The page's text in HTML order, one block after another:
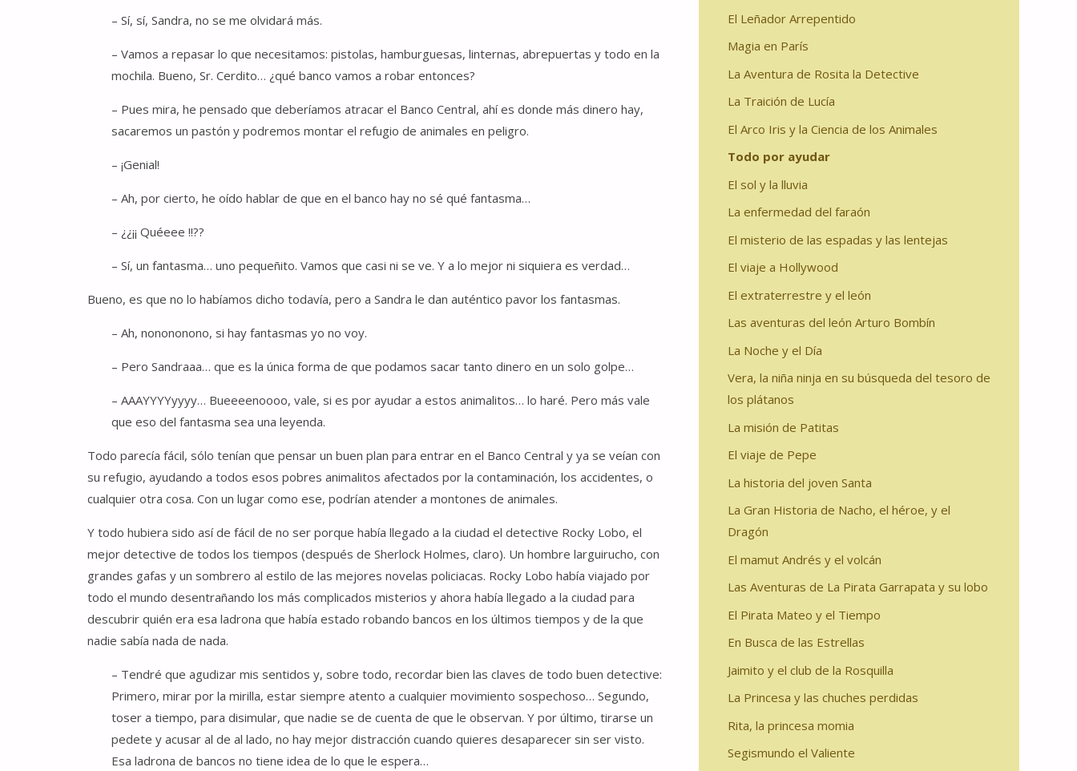
– Sí, sí, Sandra, no se me olvidará más.
– Vamos a repasar lo que necesitamos: pistolas, hamburguesas, linternas, abrepuertas y todo en la
mochila. Bueno, Sr. Cerdito… ¿qué banco vamos a robar entonces?
– Pues mira, he pensado que deberíamos atracar el Banco Central, ahí es donde más dinero hay,
sacaremos un pastón y podremos montar el refugio de animales en peligro.
– ¡Genial!
– Ah, por cierto, he oído hablar de que en el banco hay no sé qué fantasma…
– ¿¿¡¡ Quéeee !!??
– Sí, un fantasma… uno pequeñito. Vamos que casi ni se ve. Y a lo mejor ni siquiera es verdad…
Bueno, es que no lo habíamos dicho todavía, pero a Sandra le dan auténtico pavor los fantasmas.
– Ah, nonononono, si hay fantasmas yo no voy.
– Pero Sandraaa… que es la única forma de que podamos sacar tanto dinero en un solo golpe…
– AAAYYYYyyyy… Bueeeenoooo, vale, si es por ayudar a estos animalitos… lo haré. Pero más vale
que eso del fantasma sea una leyenda.
Todo parecía fácil, sólo tenían que pensar un buen plan para entrar en el Banco Central y ya se veían con
su refugio, ayudando a todos esos pobres animalitos afectados por la contaminación, los accidentes, o
cualquier otra cosa. Con un lugar como ese, podrían atender a montones de animales.
Y todo hubiera sido así de fácil de no ser porque había llegado a la ciudad el detective Rocky Lobo, el
mejor detective de todos los tiempos (después de Sherlock Holmes, claro). Un hombre larguirucho, con
grandes gafas y un sombrero al estilo de las mejores novelas policiacas. Rocky Lobo había viajado por
todo el mundo desentrañando los más complicados misterios y ahora había llegado a la ciudad para
descubrir quién era esa ladrona que había estado robando bancos en los últimos tiempos y de la que
nadie sabía nada de nada.
– Tendré que agudizar mis sentidos y, sobre todo, recordar bien las claves de todo buen detective:
Primero, mirar por la mirilla, estar siempre atento a cualquier movimiento sospechoso… Segundo,
toser a tiempo, para disimular, que nadie se de cuenta de que le observan. Y por último, tirarse un
pedete y acusar al de al lado, no hay mejor distracción cuando quieres desaparecer sin ser visto.
Esa ladrona de bancos no tiene idea de lo que le espera…
El Leñador Arrepentido
Magia en París
La Aventura de Rosita la Detective
La Traición de Lucía
El Arco Iris y la Ciencia de los Animales
Todo por ayudar
El sol y la lluvia
La enfermedad del faraón
El misterio de las espadas y las lentejas
El viaje a Hollywood
El extraterrestre y el león
Las aventuras del león Arturo Bombín
La Noche y el Día
Vera, la niña ninja en su búsqueda del tesoro de
los plátanos
La misión de Patitas
El viaje de Pepe
La historia del joven Santa
La Gran Historia de Nacho, el héroe, y el
Dragón
El mamut Andrés y el volcán
Las Aventuras de La Pirata Garrapata y su lobo
El Pirata Mateo y el Tiempo
En Busca de las Estrellas
Jaimito y el club de la Rosquilla
La Princesa y las chuches perdidas
Rita, la princesa momia
Segismundo el Valiente